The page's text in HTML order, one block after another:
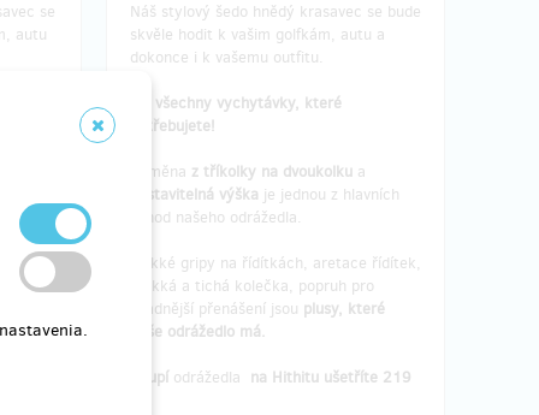
se
autu
řídítek,
219
Náš stylový šedo hnědý krasavec se bude
skvěle hodit k vašim golfkám, autu a
dokonce i k vašemu outfitu.
Má všechny vychytávky, které
potřebujete!
Výměna z tříkolky na dvoukolku a
nastavitelná výška je jednou z hlavních
výhod našeho odrážedla.
Měkké gripy na řídítkách, aretace řídítek,
měkká a tichá kolečka, popruh pro
snadnější přenášení jsou plusy, které
naše odrážedlo má.
Koupí odrážedla na Hithitu ušetříte 219